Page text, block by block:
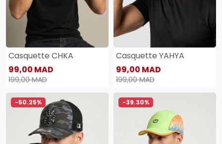
Casquette CHKA
99,00 MAD
199,00 MAD
Casquette YAHYA
99,00 MAD
199,00 MAD
-50.25% -39.30%